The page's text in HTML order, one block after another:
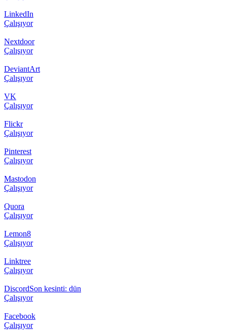
LinkedIn
Çalışıyor
Nextdoor
Çalışıyor
DeviantArt
Çalışıyor
VK
Çalışıyor
Flickr
Çalışıyor
Pinterest
Çalışıyor
Mastodon
Çalışıyor
Quora
Çalışıyor
Lemon8
Çalışıyor
Linktree
Çalışıyor
DiscordSon kesinti: dün
Çalışıyor
Facebook
Çalışıyor